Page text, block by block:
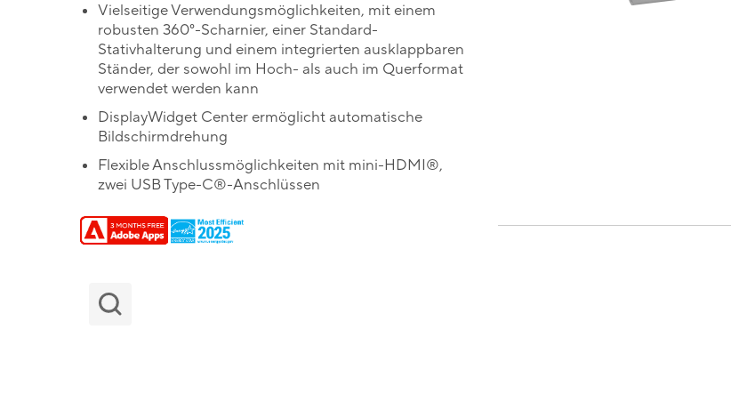
Vielseitige Verwendungsmöglichkeiten, mit einem
robusten 360°-Scharnier, einer Standard-
Stativhalterung und einem integrierten ausklappbaren
Ständer, der sowohl im Hoch- als auch im Querformat
verwendet werden kann
DisplayWidget Center ermöglicht automatische
Bildschirmdrehung
Flexible Anschlussmöglichkeiten mit mini-HDMI®,
zwei USB Type-C®-Anschlüssen